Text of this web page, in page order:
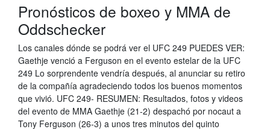
Pronósticos de boxeo y MMA de
Oddschecker
Los canales dónde se podrá ver el UFC 249 PUEDES VER:
Gaethje venció a Ferguson en el evento estelar de la UFC
249 Lo sorprendente vendría después, al anunciar su retiro
de la compañía agradeciendo todos los buenos momentos
que vivió. UFC 249- RESUMEN: Resultados, fotos y videos
del evento de MMA Gaethje (21-2) despachó por nocaut a
Tony Ferguson (26-3) a unos tres minutos del quinto